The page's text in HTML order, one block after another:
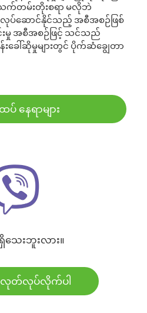
တမ်းတိုးစရာ မလိုဘဲ
လုပ်ဆောင်နိုင်သည့် အစီအစဉ်ဖြစ်
းမှု အစီအစဉ်ဖြင့် သင်သည်
းခေါ်ဆိုမှုများတွင် ပိုက်ဆံချွေတာ
နေရာများ
သေးဘူးလား။
းလုတ်လုပ်လိုက်ပါ